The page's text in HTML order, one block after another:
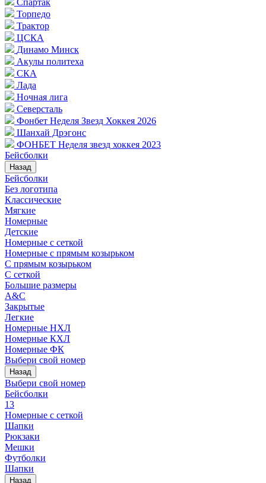
Спартак
Торпедо
Трактор
ЦСКА
Динамо Минск
Акулы политеха
СКА
Лада
Ночная лига
Северсталь
Фонбет Неделя Звезд Хоккея 2026
Шанхай Дрэгонс
ФОНБЕТ Неделя звезд хоккея 2023
Бейсболки
Назад
Бейсболки
Без логотипа
Классические
Мягкие
Номерные
Детские
Номерные с сеткой
Номерные с прямым козырьком
С прямым козырьком
С сеткой
Большие размеры
A&C
Закрытые
Легкие
Номерные НХЛ
Номерные КХЛ
Номерные ФК
Выбери свой номер
Назад
Выбери свой номер
Бейсболки
13
Номерные с сеткой
Шапки
Рюкзаки
Мешки
Футболки
Шапки
Назад